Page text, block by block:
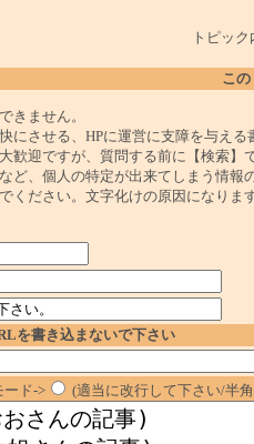
トピッ
こ
きません。
にさせる、HPに運営に支障を与え
歓迎ですが、質問する前に【検索】
ど、個人の特定が出来てしまう情報
ください。文字化けの原因になりま
を書き込まないで下さい
ド-> (適当に改行して下さい/半